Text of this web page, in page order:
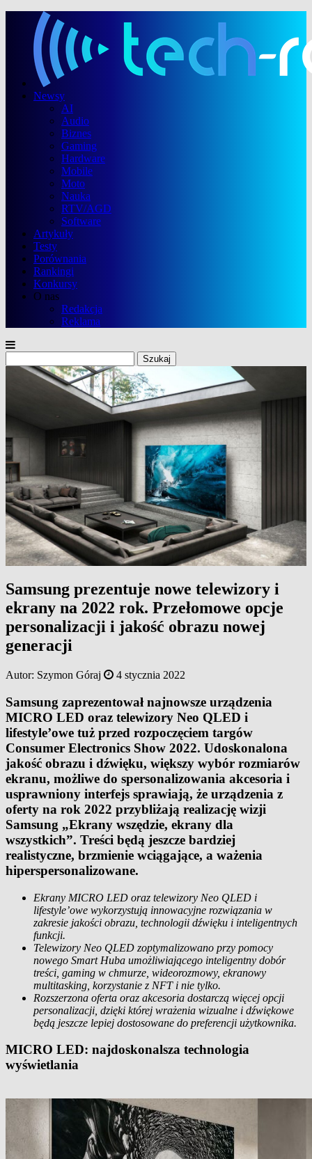
Newsy
AI
Audio
Biznes
Gaming
Hardware
Mobile
Moto
Nauka
RTV/AGD
Software
Artykuły
Testy
Porównania
Rankingi
Konkursy
O nas
Redakcja
Reklama
Samsung prezentuje nowe telewizory i
ekrany na 2022 rok. Przełomowe opcje
personalizacji i jakość obrazu nowej
generacji
Autor: Szymon Góraj 4 stycznia 2022
Samsung zaprezentował najnowsze urządzenia
MICRO LED oraz telewizory Neo QLED i
lifestyle’owe tuż przed rozpoczęciem targów
Consumer Electronics Show 2022. Udoskonalona
jakość obrazu i dźwięku, większy wybór rozmiarów
ekranu, możliwe do spersonalizowania akcesoria i
usprawniony interfejs sprawiają, że urządzenia z
oferty na rok 2022 przybliżają realizację wizji
Samsung „Ekrany wszędzie, ekrany dla
wszystkich”. Treści będą jeszcze bardziej
realistyczne, brzmienie wciągające, a ważenia
hiperspersonalizowane.
Ekrany MICRO LED oraz telewizory Neo QLED i
lifestyle’owe wykorzystują innowacyjne rozwiązania w
zakresie jakości obrazu, technologii dźwięku i inteligentnych
funkcji.
Telewizory Neo QLED zoptymalizowano przy pomocy
nowego Smart Huba umożliwiającego inteligentny dobór
treści, gaming w chmurze, wideorozmowy, ekranowy
multitasking, korzystanie z NFT i nie tylko.
Rozszerzona oferta oraz akcesoria dostarczą więcej opcji
personalizacji, dzięki której wrażenia wizualne i dźwiękowe
będą jeszcze lepiej dostosowane do preferencji użytkownika.
MICRO LED: najdoskonalsza technologia
wyświetlania